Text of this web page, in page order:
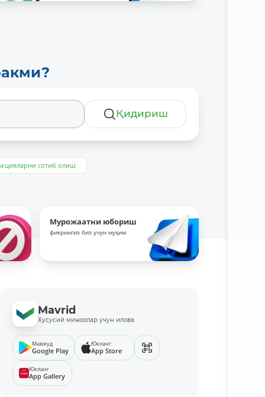
Қидириш
сотиб олиш
Мурожаатни юбориш
фикрингиз биз учун муҳим
Mavrid
Хусусий мижозлар учун илова
Мавжуд
Google Play
Юкланг
App Store
Юкланг
App Gallery